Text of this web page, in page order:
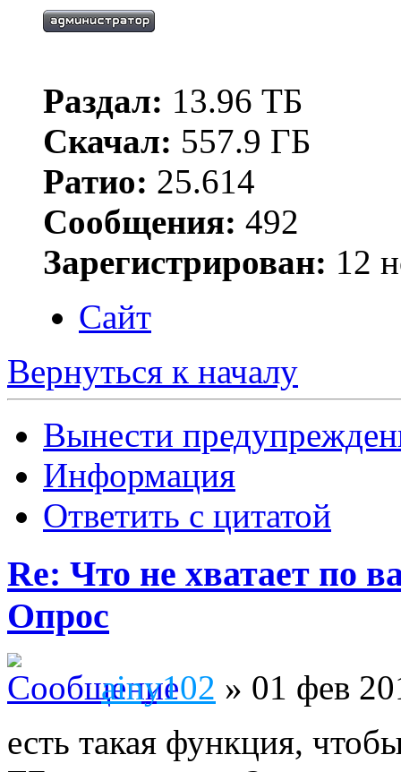
Раздал: 13.96 ТБ
Скачал: 557.9 ГБ
Ратио: 25.614
Сообщения: 492
Зарегистрирован: 12
Сайт
Вернуться к началу
Вынести
Информация
Ответить с цитатой
Re: Что не хватает по
Опрос
ainy102 » 01 фев
есть такая функция,